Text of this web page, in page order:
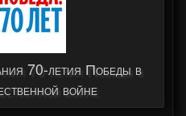
70-летия Победы в
войне